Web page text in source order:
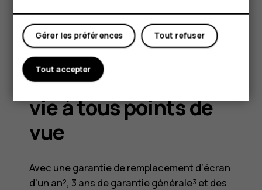
GARANTIE
Une longue durée de
vie à tous points de
vue
Avec une garantie de remplacement d’écran
d’un an², 3 ans de garantie générale³ et des
Tout refuser
Gérer les préférences
Tout accepter